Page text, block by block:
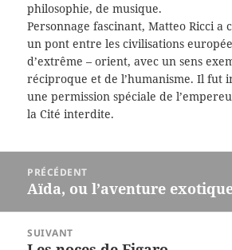
philosophie, de musique.
Personnage fascinant, Matteo Ricci a
un pont entre les civilisations
d’extrême – orient, avec un sens
réciproque et de l’humanisme. Il fut
une permission spéciale de
la Cité interdite.
l’article
PRÉCÉDENT
Article
Aïda, ou l’aventure
SUIVANT